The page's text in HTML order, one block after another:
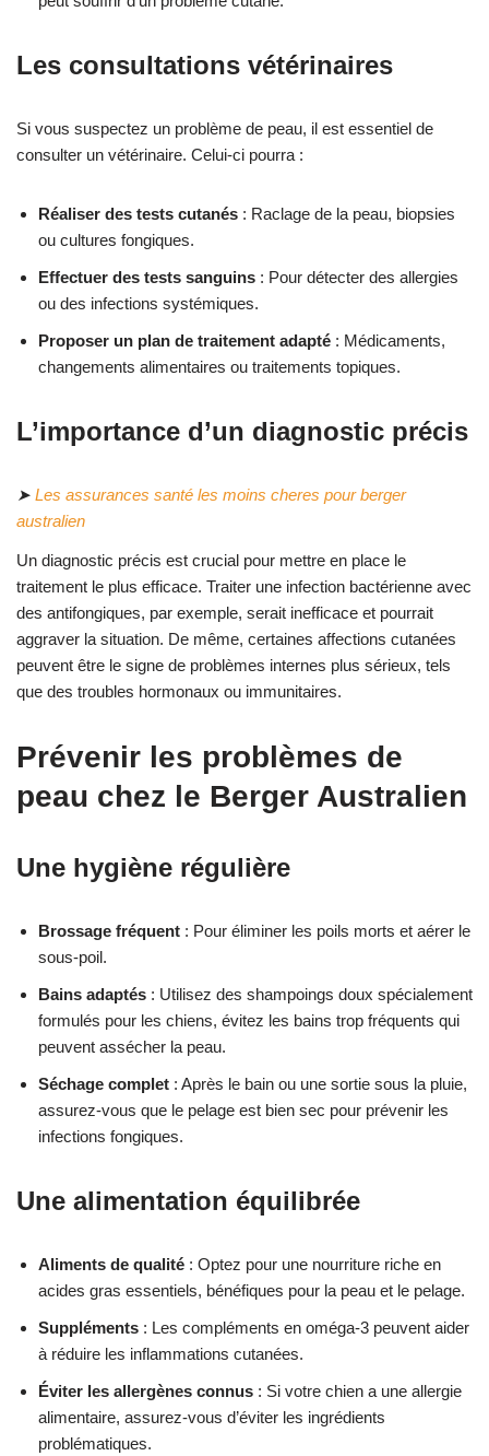
Les consultations vétérinaires
Si vous suspectez un problème de peau, il est essentiel de
consulter un vétérinaire. Celui-ci pourra :
Réaliser des tests cutanés : Raclage de la peau, biopsies
ou cultures fongiques.
Effectuer des tests sanguins : Pour détecter des allergies
ou des infections systémiques.
Proposer un plan de traitement adapté : Médicaments,
changements alimentaires ou traitements topiques.
L’importance d’un diagnostic précis
➤ Les assurances santé les moins cheres pour berger
australien
Un diagnostic précis est crucial pour mettre en place le
traitement le plus efficace. Traiter une infection bactérienne avec
des antifongiques, par exemple, serait inefficace et pourrait
aggraver la situation. De même, certaines affections cutanées
peuvent être le signe de problèmes internes plus sérieux, tels
que des troubles hormonaux ou immunitaires.
Prévenir les problèmes de
peau chez le Berger Australien
Une hygiène régulière
Brossage fréquent : Pour éliminer les poils morts et aérer le
sous-poil.
Bains adaptés : Utilisez des shampoings doux spécialement
formulés pour les chiens, évitez les bains trop fréquents qui
peuvent assécher la peau.
Séchage complet : Après le bain ou une sortie sous la pluie,
assurez-vous que le pelage est bien sec pour prévenir les
infections fongiques.
Une alimentation équilibrée
Aliments de qualité : Optez pour une nourriture riche en
acides gras essentiels, bénéfiques pour la peau et le pelage.
Suppléments : Les compléments en oméga-3 peuvent aider
à réduire les inflammations cutanées.
Éviter les allergènes connus : Si votre chien a une allergie
alimentaire, assurez-vous d’éviter les ingrédients
problématiques.